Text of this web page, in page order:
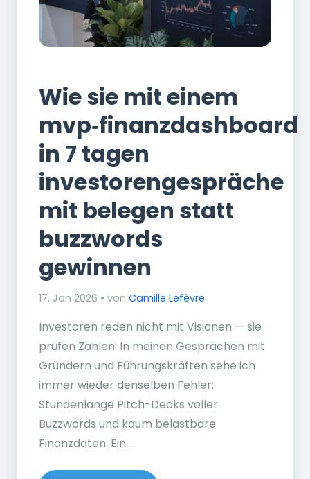
Wie sie mit einem
mvp‑finanzdashboard
in 7 tagen
investorengespräche
mit belegen statt
buzzwords
gewinnen
17. Jan 2026 • von Camille Lefèvre
Investoren reden nicht mit Visionen — sie
prüfen Zahlen. In meinen Gesprächen mit
Gründern und Führungskräften sehe ich
immer wieder denselben Fehler:
Stundenlange Pitch-Decks voller
Buzzwords und kaum belastbare
Finanzdaten. Ein...